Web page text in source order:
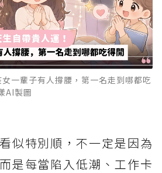
一輩子有人撐腰，第一名走到哪都吃
AI製圖
似特別順，不一定是因為
是每當陷入低潮、工作卡